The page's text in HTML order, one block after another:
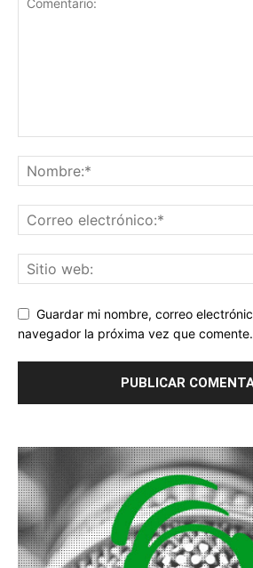
Guardar mi nombre, correo
navegador la próxima vez que comente.